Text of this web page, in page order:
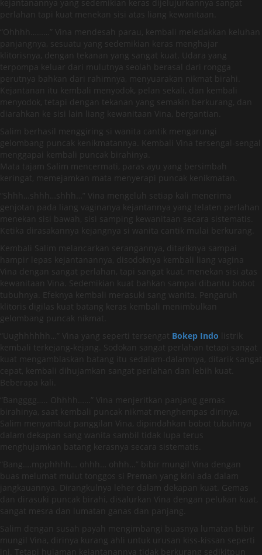
kejantanannya yang sedemikian keras dijelujurkannya sangat
perlahan tapi kuat menekan sisi atas liang kewanitaan.
“Ohhhh………” Vina mendesah parau, kembali meledakkan keluhan
panjangnya, sesuatu yang sedemikian keras menghajar
klitorisnya, dengan tekanan yang sangat kuat. Udara yang
terpompa keluar dari mulutnya seolah berasal dari rongga
perutnya bahkan dari rahimnya, menyuarakan nikmat birahi.
Kejantanan itu kembali menyodok, pelan sekali, dan kembali
menyodok, tetapi dengan tekanan yang semakin berkurang, dan
diarahkan ke sisi lain liang kewanitaan Vina, bergantian.
Salim berhasil menggiring si wanita cantik mengarungi
gelombang puncak kenikmatannya. Kembali Vina tersengal-sengal
menggapai kembali puncak birahinya.
Mata tajam Salim mencermati, paras ayu yang bersimbah
keringat, memejamkan mata menyerapi puncak kenikmatan.
“Shhh…shhh…shhh…” Vina mengeluh setiap kali menerima
genjotan pada liang vaginanya kejantannya yang telaten perlahan
menekan sisi bawah, sisi samping kewanitaan secara sistematis.
Ketika dirasakannya kejangnya si wanita cantik mulai berkurang.
Kembali Salim melancarkan serangannya, ditariknya sampai
hampir lepas kejantanannya, disodoknya kembali liang vagina
Vina dengan sangat perlahan, tapi sangat kuat, menekan sisi atas
kewanitaan Vina. Sedemikian kuat bahkan sampai dibantu bobot
tubuhnya. Efeknya kembali merasuki sang wanita. Pengaruh
klitoris digilas kuat batang keras kembali menimbulkan
gelombang puncak nikmat.
“Uughhhhhh…” Vina yang seperti tersengat Bokep Indo listrik
kembali terkejang-kejang. Sodokan sangat perlahan tetapi sangat
kuat mengamblaskan batang itu sedalam-dalamnya, ditarik sangat
cepat, kembali dihujamkan sangat perlahan dan lebih kuat.
Beberapa kali.
“Bangggg….. Ohhhh……” Vina menjeritkan panjang gemas
birahinya, saat kembali puncak nikmat menghempas dirinya.
Salim menyambut panggilan Vina, dipindahkan bobot tubuhnya
dalam dekapan sang wanita sambil tidak lupa terus
menghujamkan batang kerasnya secara sistematis.
“Bang….mpphhhh… ohhh… ohhh…” bibir mungil Vina dengan
buas melumat mulut tonggos si Preman yang kini ada dalam
jangkauannya. Dirangkulnya leher dalam dekapan kuat. Gemas
dan dirasuki puncak birahi, disalurkan Vina dengan pelukan kuat,
sangat mesra dan lumatan ganas dan panjang.
Salim dengan susah payah mengimbangi buasnya lumatan bibir
mungil Vina, dirinya kurang ahli untuk urusan kiss-kissan seperti
ini. Tetapi hujaman kejantanannya tidak berkurang sedikitpun